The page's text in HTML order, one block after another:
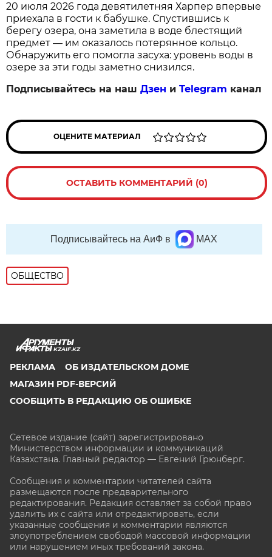
20 июля 2026 года девятилетняя Харпер впервые
приехала в гости к бабушке. Спустившись к
берегу озера, она заметила в воде блестящий
предмет — им оказалось потерянное кольцо.
Обнаружить его помогла засуха: уровень воды в
озере за эти годы заметно снизился.
Подписывайтесь на нашДзен иTelegram канал
ОЦЕНИТЕ МАТЕРИАЛ
ОСТАВИТЬ КОММЕНТАРИЙ (0)
Подписывайтесь на АиФ в MAX
ОБЩЕСТВО
KZAIF.KZ
РЕКЛАМА
ОБ ИЗДАТЕЛЬСКОМ ДОМЕ
МАГАЗИН PDF-ВЕРСИЙ
СООБЩИТЬ В РЕДАКЦИЮ ОБ ОШИБКЕ
Сетевое издание (сайт) зарегистрировано
Министерством информации и коммуникаций
Казахстана. Главный редактор — Евгений Грюнберг.
Сообщения и комментарии читателей сайта
размещаются после предварительного
редактирования. Редакция оставляет за собой право
удалить их с сайта или отредактировать, если
указанные сообщения и комментарии являются
злоупотреблением свободой массовой информации
или нарушением иных требований закона.